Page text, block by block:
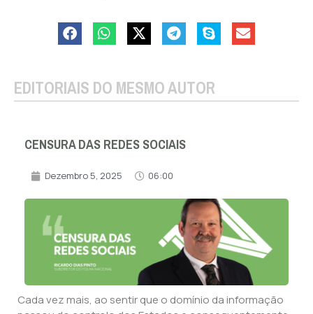
EDITORIAIS DO MESMO AUTOR
CENSURA DAS REDES SOCIAIS
Dezembro 5, 2025 06:00
Cada vez mais, ao sentir que o domínio da informação